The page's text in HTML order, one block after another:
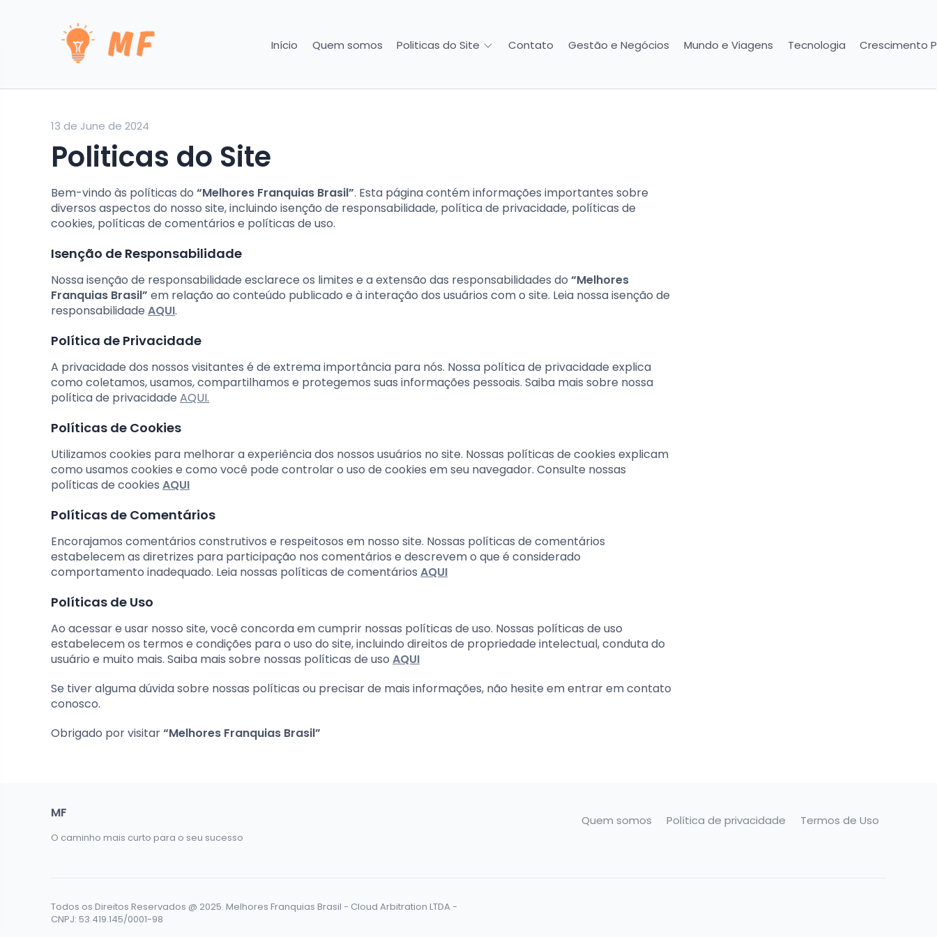
Início Quem somos Politicas do Site Contato Gestão e Negócios Mundo e Viagens Tecnologia Crescimento
13 de June de 2024
Politicas do Site
Bem-vindo às políticas do “Melhores Franquias Brasil”. Esta página contém informações importantes sobre
diversos aspectos do nosso site, incluindo isenção de responsabilidade, política de privacidade, políticas de
cookies, políticas de comentários e políticas de uso.
Isenção de Responsabilidade
Nossa isenção de responsabilidade esclarece os limites e a extensão das responsabilidades do “Melhores
Franquias Brasil” em relação ao conteúdo publicado e à interação dos usuários com o site. Leia nossa isenção de
responsabilidade AQUI.
Política de Privacidade
A privacidade dos nossos visitantes é de extrema importância para nós. Nossa política de privacidade explica
como coletamos, usamos, compartilhamos e protegemos suas informações pessoais. Saiba mais sobre nossa
política de privacidade AQUI.
Políticas de Cookies
Utilizamos cookies para melhorar a experiência dos nossos usuários no site. Nossas políticas de cookies explicam
como usamos cookies e como você pode controlar o uso de cookies em seu navegador. Consulte nossas
políticas de cookies AQUI
Políticas de Comentários
Encorajamos comentários construtivos e respeitosos em nosso site. Nossas políticas de comentários
estabelecem as diretrizes para participação nos comentários e descrevem o que é considerado
comportamento inadequado. Leia nossas políticas de comentários AQUI
Políticas de Uso
Ao acessar e usar nosso site, você concorda em cumprir nossas políticas de uso. Nossas políticas de uso
estabelecem os termos e condições para o uso do site, incluindo direitos de propriedade intelectual, conduta do
usuário e muito mais. Saiba mais sobre nossas políticas de uso AQUI
Se tiver alguma dúvida sobre nossas políticas ou precisar de mais informações, não hesite em entrar em contato
conosco.
Obrigado por visitar“Melhores Franquias Brasil”
MF
O caminho mais curto para o seu sucesso
Quem somos Política de privacidade Termos de Uso
Todos os Direitos Reservados @ 2025. Melhores Franquias Brasil - Cloud Arbitration LTDA -
CNPJ: 53.419.145/0001-98